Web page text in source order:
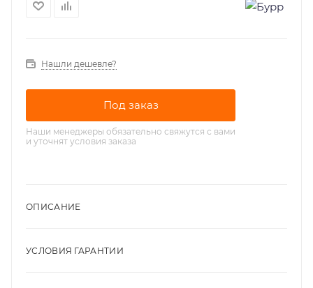
Нашли дешевле?
Под заказ
Наши менеджеры обязательно свяжутся с вами
и уточнят условия заказа
ОПИСАНИЕ
УСЛОВИЯ ГАРАНТИИ